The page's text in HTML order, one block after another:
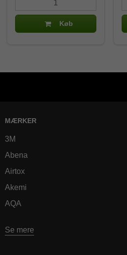
Køb
MÆRKER
3M
Abena
Airtox
Akemi
AQA
Se mere